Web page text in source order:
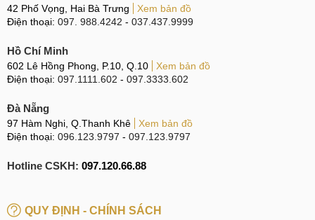
Giá thay Pin chính hãng Vivo iQOO Z6
Dấu hiệu và nguyên nhân
Ngay sau đây, MobileCity sẽ liệt kê những dấu hiệu cảnh
thoại bị chai hỏng Pin sớm hơn bình thường để người dùng
có biện pháp phòng tránh hiệu quả hơn. Kính mời Quý
khách hàng tham khảo.
Cần thay Pin Vivo iQOO Z6 trong trường hợp
Dưới đây chỉ là những dấu hiệu tham khảo bởi biểu hiện
42 Phố Vọng, Hai Bà Trưng
Xem bản đồ
Điện thoại: 097. 988.4242 - 037.437.9999
Hồ Chí Minh
602 Lê Hồng Phong, P.10, Q.10
Xem bản đồ
Điện thoại: 097.1111.602 - 097.3333.602
Đà Nẵng
97 Hàm Nghi, Q.Thanh Khê
Xem bản đồ
Điện thoại: 096.123.9797 - 097.123.9797
Hotline CSKH: 097.120.66.88
QUY ĐỊNH - CHÍNH SÁCH